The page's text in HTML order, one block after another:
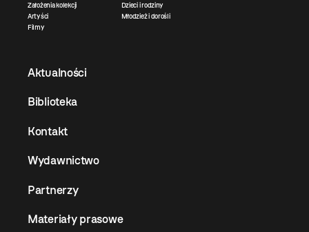
Założenia kolekcji
Artyści
Filmy
Dzieci i rodziny
Młodzież i dorośli
Aktualności
Biblioteka
Kontakt
Wydawnictwo
Partnerzy
Materiały prasowe